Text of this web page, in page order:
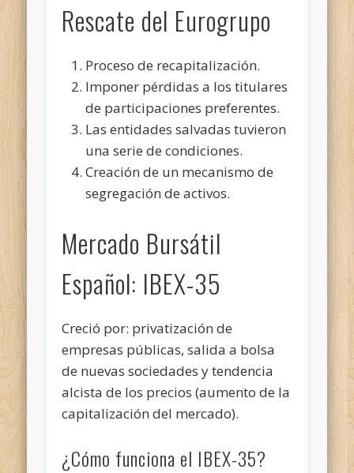
Rescate del Eurogrupo
Proceso de recapitalización.
Imponer pérdidas a los titulares
de participaciones preferentes.
Las entidades salvadas tuvieron
una serie de condiciones.
Creación de un mecanismo de
segregación de activos.
Mercado Bursátil
Español: IBEX-35
Creció por: privatización de
empresas públicas, salida a bolsa
de nuevas sociedades y tendencia
alcista de los precios (aumento de la
capitalización del mercado).
¿Cómo funciona el IBEX-35?